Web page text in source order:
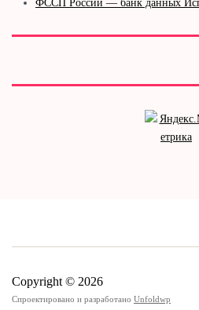
ФССП России — банк данных
Copyright © 2026
Спроектировано и разработано Unfoldwp